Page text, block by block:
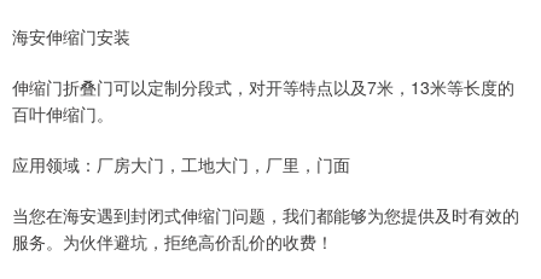
海安伸缩门安装
伸缩门折叠门可以定制分段式，对开等特点以及7米，13米等长度的
百叶伸缩门。
应用领域：厂房大门，工地大门，厂里，门面
当您在海安遇到封闭式伸缩门问题，我们都能够为您提供及时有效的
服务。为伙伴避坑，拒绝高价乱价的收费！